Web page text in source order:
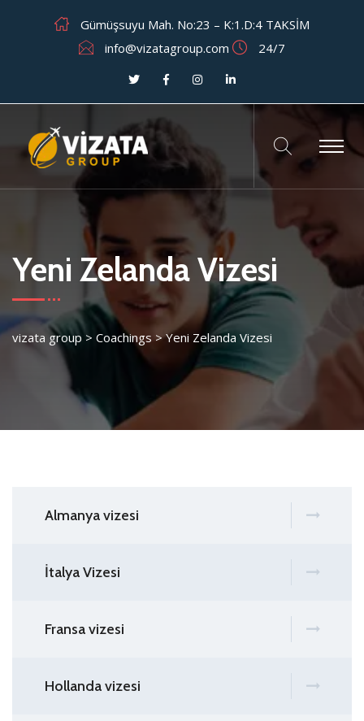
Gümüşsuyu Mah. No:23 – K:1.D:4 TAKSİM
info@vizatagroup.com
24/7
Yeni Zelanda Vizesi
vizata group > Coachings>Yeni Zelanda Vizesi
Almanya vizesi
İtalya Vizesi
Fransa vizesi
Hollanda vizesi